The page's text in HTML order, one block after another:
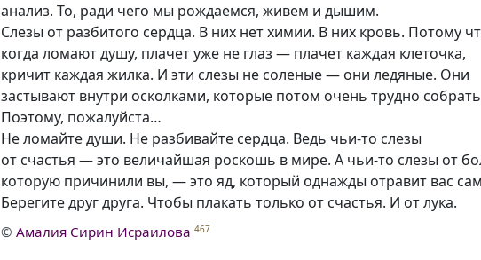
анализ. То, ради чего мы рождаемся, живем и дышим.
Слезы от разбитого сердца. В них нет химии. В них кровь. Потому
когда ломают душу, плачет уже не глаз — плачет каждая клеточка,
кричит каждая жилка. И эти слезы не соленые — они ледяные. Они
застывают внутри осколками, которые потом очень трудно
Поэтому, пожалуйста…
Не ломайте души. Не разбивайте сердца. Ведь чьи-то слезы
от счастья — это величайшая роскошь в мире. А чьи-то слезы от
которую причинили вы, — это яд, который однажды отравит вас
Берегите друг друга. Чтобы плакать только от счастья. И от лука.
©Амалия Сирин Исраилова 467